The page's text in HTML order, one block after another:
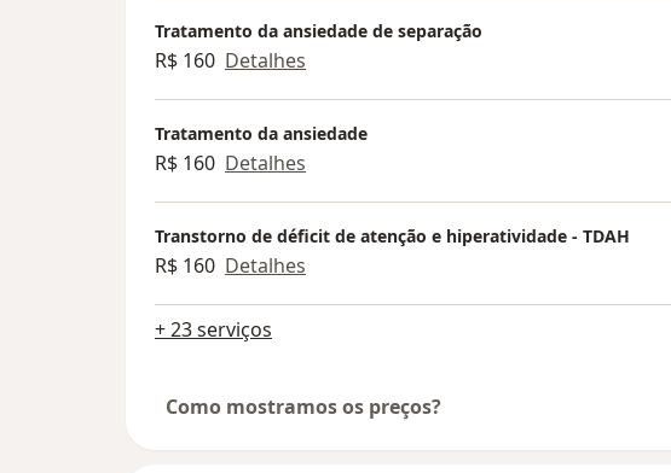
Tratamento da ansiedade de separação
R$ 160 Detalhes
Tratamento da ansiedade
R$ 160 Detalhes
Transtorno de déficit de atenção e hiperatividade - TDAH
R$ 160 Detalhes
+ 23 serviços
Como mostramos os preços?